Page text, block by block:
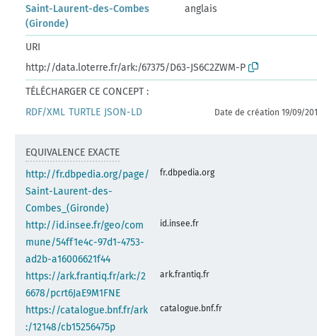
Saint-Laurent-des-Combes
(Gironde)
anglais
URI
http://data.loterre.fr/ark:/67375/D63-JS6C2ZWM-P
TÉLÉCHARGER CE CONCEPT :
RDF/XML TURTLE JSON-LD Date de création 19/09/
EQUIVALENCE EXACTE
http://fr.dbpedia.org/page/
Saint-Laurent-des-
Combes_(Gironde)
fr.dbpedia.org
http://id.insee.fr/geo/com
mune/54ff1e4c-97d1-4753-
ad2b-a16006621f44
id.insee.fr
https://ark.frantiq.fr/ark:/2
6678/pcrt6JaE9M1FNE
ark.frantiq.fr
https://catalogue.bnf.fr/ark
:/12148/cb15256475p
catalogue.bnf.fr